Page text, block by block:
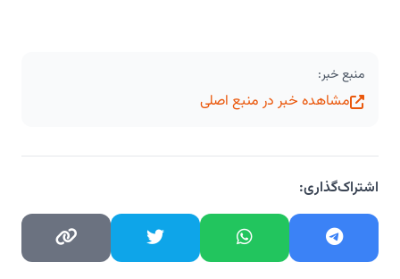
منبع خبر:
مشاهده خبر در منبع اصلی
اشتراک‌گذاری: